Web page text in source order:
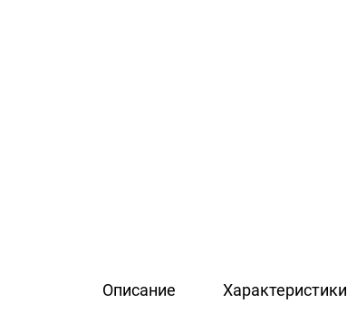
Описание Характеристики